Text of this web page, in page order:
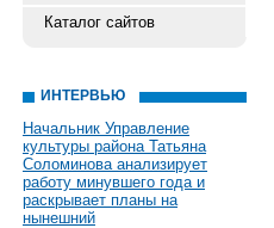
Каталог сайтов
ИНТЕРВЬЮ
Начальник Управление
культуры района Татьяна
Соломинова анализирует
работу минувшего года и
раскрывает планы на
нынешний